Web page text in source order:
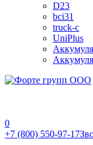
D23
bci31
truck-c
UniPlus
0
+7 (800) 550-97-17